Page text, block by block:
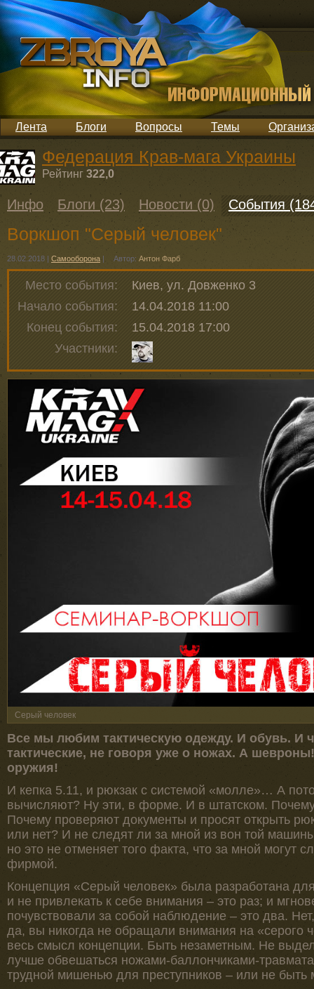
Лента Блоги Вопросы Темы
Федерация Крав-мага Украины
Рейтинг 322,0
Инфо Блоги (23) Новости (0) События
Воркшоп "Серый человек"
28.02.2018 | Самооборона | Автор: Антон Фарб
Место события:
Киев, ул. Довженко 3
Начало события:
14.04.2018 11:00
Конец события:
15.04.2018 17:00
Участники:
Серый человек
Все мы любим тактическую одежду. И обувь. И
тактические, не говоря уже о ножах. А
оружия!
И кепка 5.11, и рюкзак с системой «молле»… А
вычисляют? Ну эти, в форме. И в штатском.
Почему проверяют документы и просят открыть
или нет? И не следят ли за мной из вон той
но это не отменяет того факта, что за мной могут
фирмой.
Концепция «Серый человек» была разработана
и не привлекать к себе внимания – это раз; и
почувствовали за собой наблюдение – это два.
да, вы никогда не обращали внимания на «серого
весь смысл концепции. Быть незаметным. Не
лучше обвешаться ножами-баллончиками-
трудной мишенью для преступников – или не